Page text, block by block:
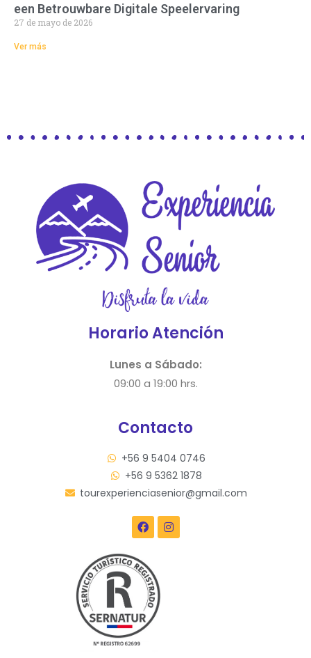
een Betrouwbare Digitale Speelervaring
27 de mayo de 2026
Ver más
Horario Atención
Lunes a Sábado:
09:00 a 19:00 hrs.
Contacto
+56 9 5404 0746
+56 9 5362 1878
tourexperienciasenior@gmail.com